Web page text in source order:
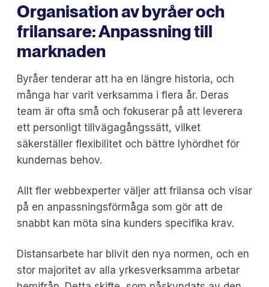
Organisation av byråer och
frilansare: Anpassning till
marknaden
Byråer tenderar att ha en längre historia, och
många har varit verksamma i flera år. Deras
team är ofta små och fokuserar på att leverera
ett personligt tillvägagångssätt, vilket
säkerställer flexibilitet och bättre lyhördhet för
kundernas behov.
Allt fler webbexperter väljer att frilansa och visar
på en anpassningsförmåga som gör att de
snabbt kan möta sina kunders specifika krav.
Distansarbete har blivit den nya normen, och en
stor majoritet av alla yrkesverksamma arbetar